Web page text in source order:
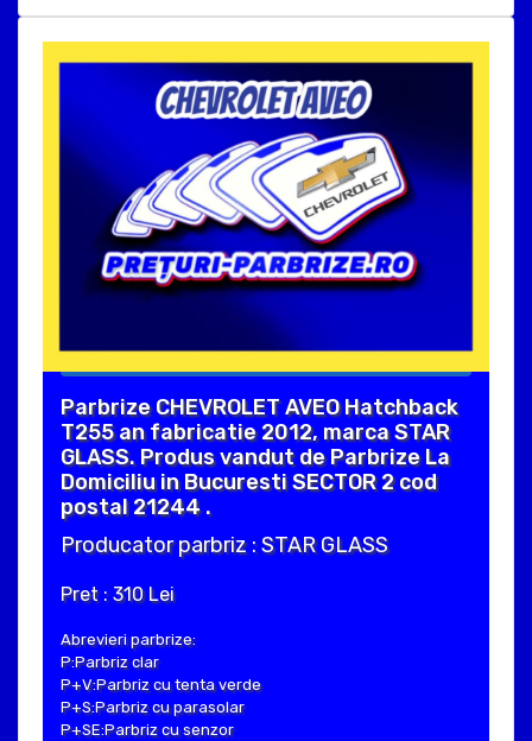
Parbrize CHEVROLET AVEO Hatchback
T255 an fabricatie 2012, marca STAR
GLASS. Produs vandut de Parbrize La
Domiciliu in Bucuresti SECTOR 2 cod
postal 21244 .
Producator parbriz : STAR GLASS
Pret : 310 Lei
Abrevieri parbrize:
P:Parbriz clar
P+V:Parbriz cu tenta verde
P+S:Parbriz cu parasolar
P+SE:Parbriz cu senzor